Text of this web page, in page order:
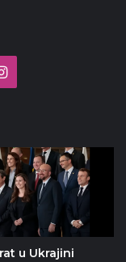
Instagram
u Ukrajini